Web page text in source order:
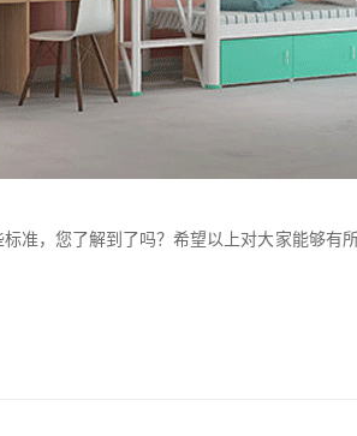
准，您了解到了吗？希望以上对大家能够有